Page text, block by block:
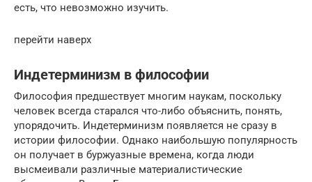
есть, что невозможно изучить.
перейти наверх
Индетерминизм в философии
Философия предшествует многим наукам, поскольку
человек всегда старался что-либо объяснить, понять,
упорядочить. Индетерминизм появляется не сразу в
истории философии. Однако наибольшую популярность
он получает в буржуазные времена, когда люди
высмеивали различные материалистические